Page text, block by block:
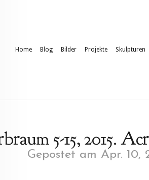
Home Blog Bilder Projekte Skulpturen
5-15, 2015.
Gepostet am Apr. 10,